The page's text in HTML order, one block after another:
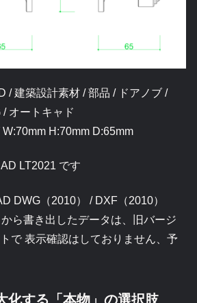
/ 建築設計素材 / 部品 / ドアノブ /
オートキャド
H:70mm D:65mm
LT2021 です
DWG（2010） / DXF（2010）
ら書き出したデータは、旧バージ
で 表示確認はしておりません、予
化する「本物」の選択肢